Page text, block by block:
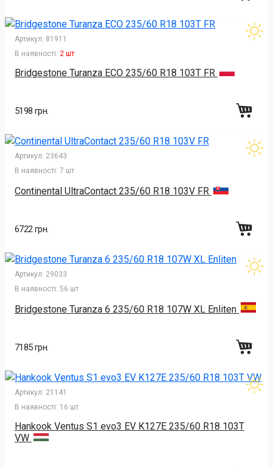
Артикул: 81911
В наявності: 2 шт
Bridgestone Turanza ECO 235/60 R18 103T FR
5198 грн.
Артикул: 23643
В наявності: 7 шт
Continental UltraContact 235/60 R18 103V FR
6722 грн.
Артикул: 29033
В наявності: 56 шт
Bridgestone Turanza 6 235/60 R18 107W XL Enliten
7185 грн.
Артикул: 21141
В наявності: 16 шт
Hankook Ventus S1 evo3 EV K127E 235/60 R18 103T
VW